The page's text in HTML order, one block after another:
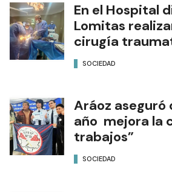
En el Hospital
Lomitas
cirugía
SOCIEDAD
Aráoz aseguró
año mejora la
trabajos”
SOCIEDAD